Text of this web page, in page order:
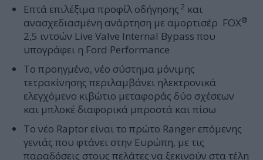
Επτά επιλέξιμα προφίλ οδήγησης 2 και
ανασχεδιασμένη ανάρτηση με αμορτισέρ FOX®
2,5 ιντσών Live Valve Internal Bypass που
υπογράφει η Ford Performance
Το προηγμένο, νέο σύστημα μόνιμης
τετρακίνησης περιλαμβάνει ηλεκτρονικά
ελεγχόμενο κιβώτιο μεταφοράς δύο σχέσεων
και μπλοκέ διαφορικά μπροστά και πίσω
Το νέο Raptor είναι το πρώτο Ranger επόμενης
γενιάς που φτάνει στην Ευρώπη, με τις
παραδόσεις στους πελάτες να ξεκινούν στα τέλη